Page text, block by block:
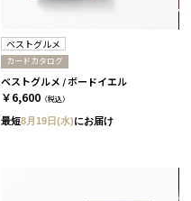
ベストグルメ
カードカタログ
ベストグルメ / ボードイエル
￥6,600 （税込）
最短8月19日(水)にお届け